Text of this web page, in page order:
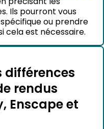
Ils pourront vous
ou prendre
cela est nécessaire.
différences
rendus
Enscape et